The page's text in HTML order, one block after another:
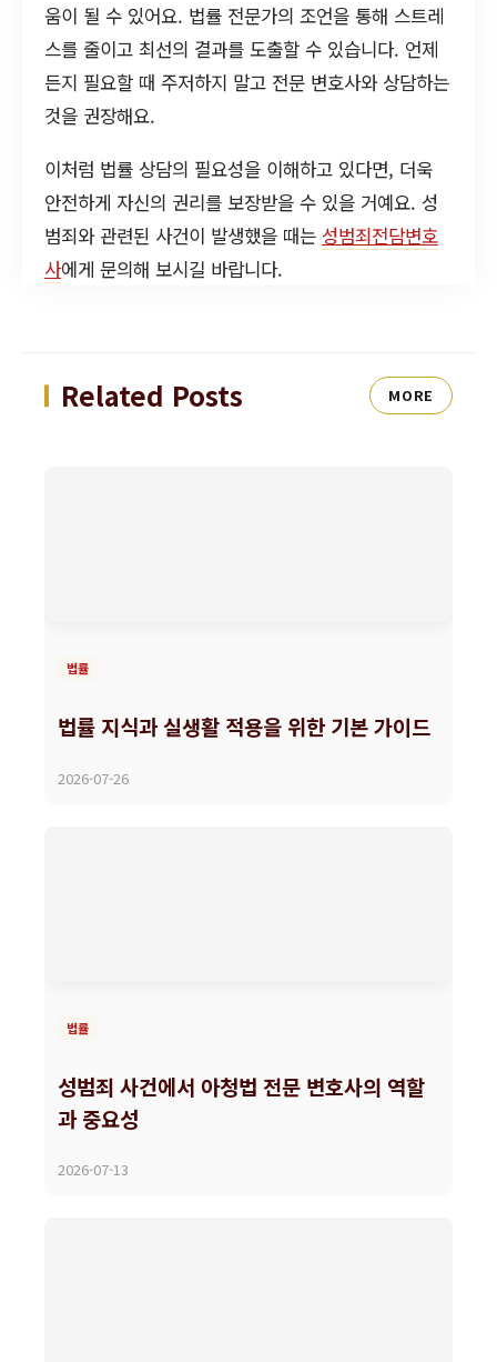
움이 될 수 있어요. 법률 전문가의 조언을 통해 스트레
스를 줄이고 최선의 결과를 도출할 수 있습니다. 언제
든지 필요할 때 주저하지 말고 전문 변호사와 상담하는
것을 권장해요.
이처럼 법률 상담의 필요성을 이해하고 있다면, 더욱
안전하게 자신의 권리를 보장받을 수 있을 거예요. 성
범죄와 관련된 사건이 발생했을 때는 성범죄전담변호
사에게 문의해 보시길 바랍니다.
Related Posts MORE
법률
법률 지식과 실생활 적용을 위한 기본 가이드
2026-07-26
법률
성범죄 사건에서 아청법 전문 변호사의 역할
과 중요성
2026-07-13